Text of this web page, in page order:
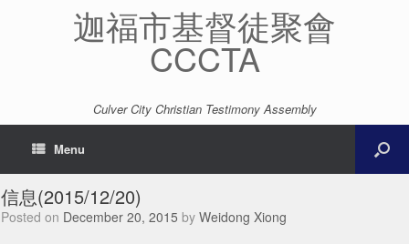
迦福市基督徒聚會
CCCTA
Culver City Christian Testimony Assembly
Menu
信息(2015/12/20)
Posted on December 20, 2015 by Weidong Xiong